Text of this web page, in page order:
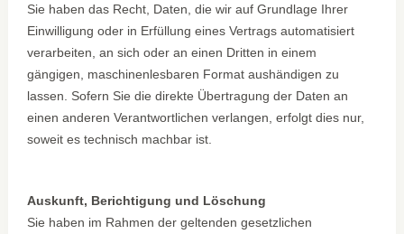
Sie haben das Recht, Daten, die wir auf Grundlage Ihrer
Einwilligung oder in Erfüllung eines Vertrags automatisiert
verarbeiten, an sich oder an einen Dritten in einem
gängigen, maschinenlesbaren Format aushändigen zu
lassen. Sofern Sie die direkte Übertragung der Daten an
einen anderen Verantwortlichen verlangen, erfolgt dies nur,
soweit es technisch machbar ist.
Auskunft, Berichtigung und Löschung
Sie haben im Rahmen der geltenden gesetzlichen